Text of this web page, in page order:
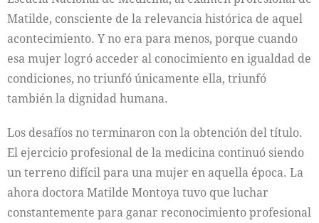
Matilde, consciente de la relevancia histórica de aquel
acontecimiento. Y no era para menos, porque cuando
esa mujer logró acceder al conocimiento en igualdad de
condiciones, no triunfó únicamente ella, triunfó
también la dignidad humana.
Los desafíos no terminaron con la obtención del título.
El ejercicio profesional de la medicina continuó siendo
un terreno difícil para una mujer en aquella época. La
ahora doctora Matilde Montoya tuvo que luchar
constantemente para ganar reconocimiento profesional